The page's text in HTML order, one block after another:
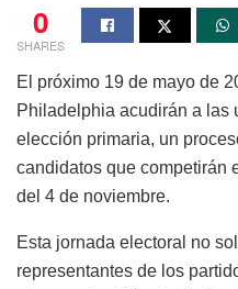
0
SHARES
El próximo 19 de mayo de
Philadelphia acudirán a las
elección primaria, un
candidatos que competirán
del 4 de noviembre.
Esta jornada electoral no
representantes de los